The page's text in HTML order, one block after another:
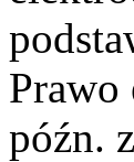
Prawo
późn.